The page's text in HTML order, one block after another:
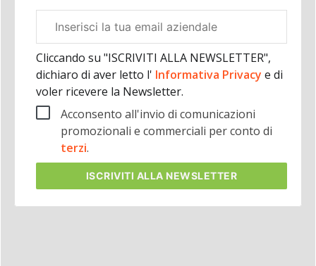
aziendale
Cliccando su "ISCRIVITI ALLA NEWSLETTER",
dichiaro di aver letto l' Informativa Privacy e di
voler ricevere la Newsletter.
Acconsento all'invio di comunicazioni
promozionali e commerciali per conto di
terzi.
ISCRIVITI ALLA NEWSLETTER